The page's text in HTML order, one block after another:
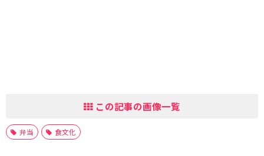
この記事の画像一覧
弁当 食文化